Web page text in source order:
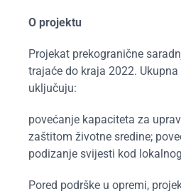
O projektu
Projekat prekogranične
trajaće do kraja 2022.
uključuju:
povećanje kapaciteta za
zaštitom životne sredine;
podizanje svijesti kod
Pored podrške u opremi,